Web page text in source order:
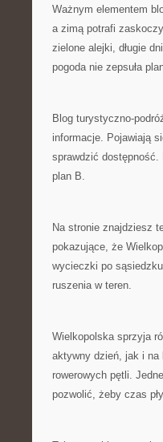
Ważnym elementem
a zimą potrafi
zielone alejki, długie
pogoda nie zepsuła
Blog turystyczno-
informacje. Pojawiają
sprawdzić
plan B.
Na stronie znajdziesz
pokazujące, że
wycieczki po
ruszenia w teren.
Wielkopolska sprzyja
aktywny dzień, jak i na
rowerowych pętli.
pozwolić, żeby czas